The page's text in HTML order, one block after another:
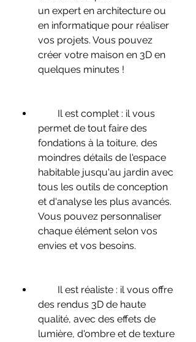
un expert en architecture ou
en informatique pour réaliser
vos projets. Vous pouvez
créer votre maison en 3D en
quelques minutes !
permet de tout faire des
fondations à la toiture, des
moindres détails de l'espace
habitable jusqu'au jardin avec
tous les outils de conception
et d'analyse les plus avancés.
Vous pouvez personnaliser
chaque élément selon vos
envies et vos besoins.
des rendus 3D de haute
qualité, avec des effets de
lumière, d'ombre et de texture